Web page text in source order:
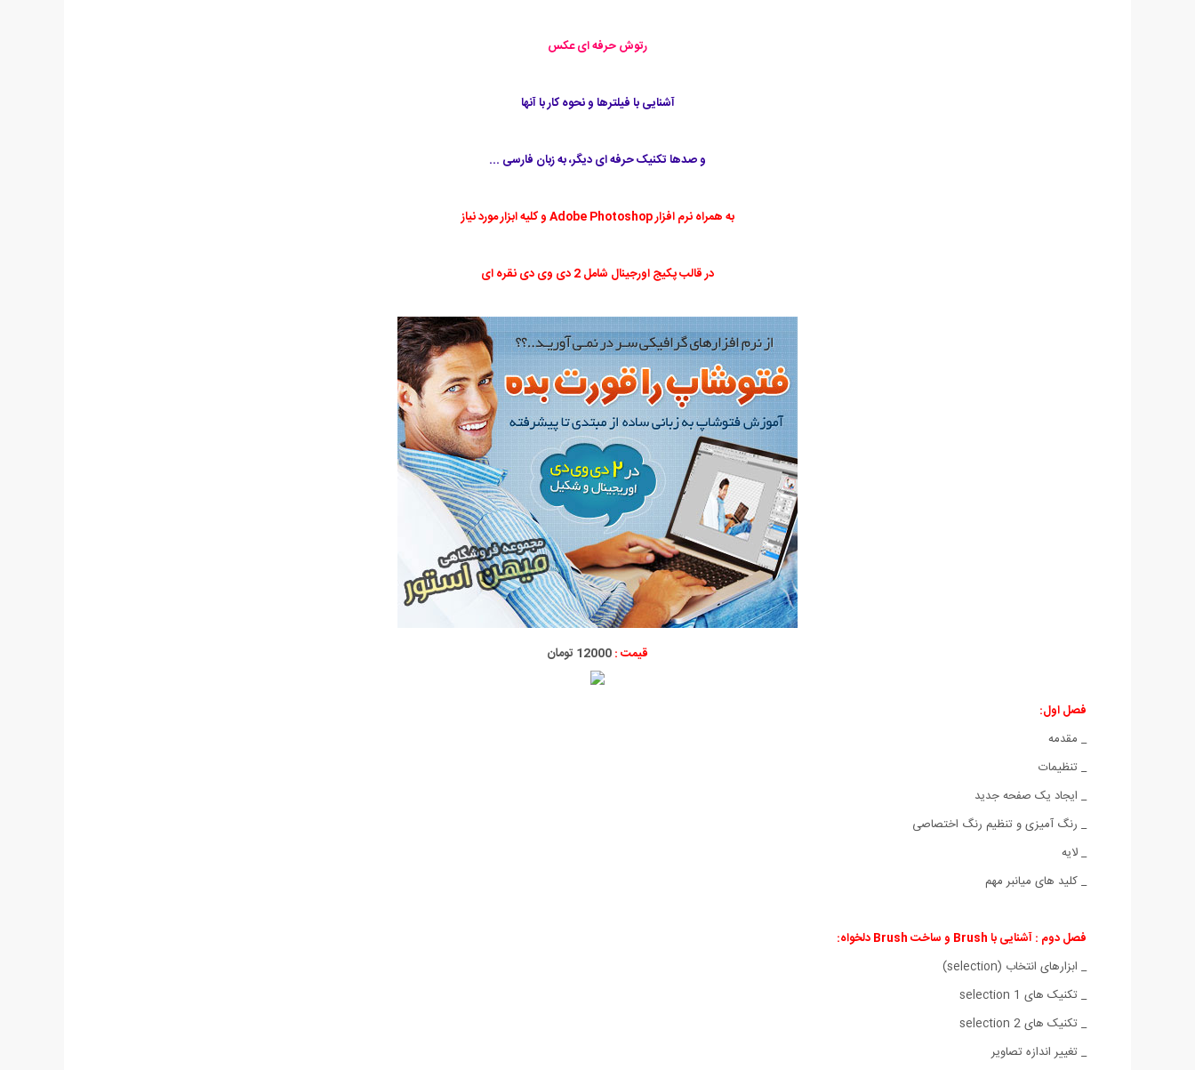
رتوش حرفه ای عکس
آشنایی با فیلترها و نحوه کار با آنها
و صدها تکنیک حرفه ای دیگر، به زبان فارسی ...
به همراه نرم افزار Adobe Photoshop و کلیه ابزار مورد نیاز
در قالب پکیج اورجینال شامل 2 دی وی دی نقره ای
قیمت :
فصل اول:
_ مقدمه
_ تنظیمات
_ ایجاد یک صفحه جدید
_ رنگ آمیزی و تنظیم رنگ اختصاصی
_ لایه
_ کلید های میانبر مهم
فصل دوم : آشنایی با Brush و ساخت Brush دلخواه:
_ ابزارهای انتخاب (selection)
_ تکنیک های selection 1
_ تکنیک های selection 2
_ تغییر اندازه تصاویر